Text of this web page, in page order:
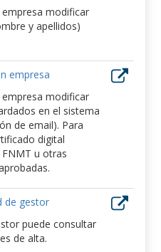
modificar
y apellidos)
empresa
modificar
en el sistema
de email). Para
digital
u otras
de gestor
puede consultar
de alta.